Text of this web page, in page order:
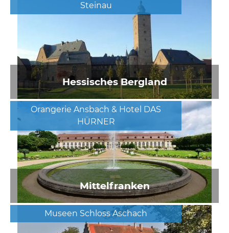
Steinau
Hessisches Bergland
Orangerie Ansbach & Hotel DAS
HÜRNER
Mittelfranken
Museen Schloss Aschach